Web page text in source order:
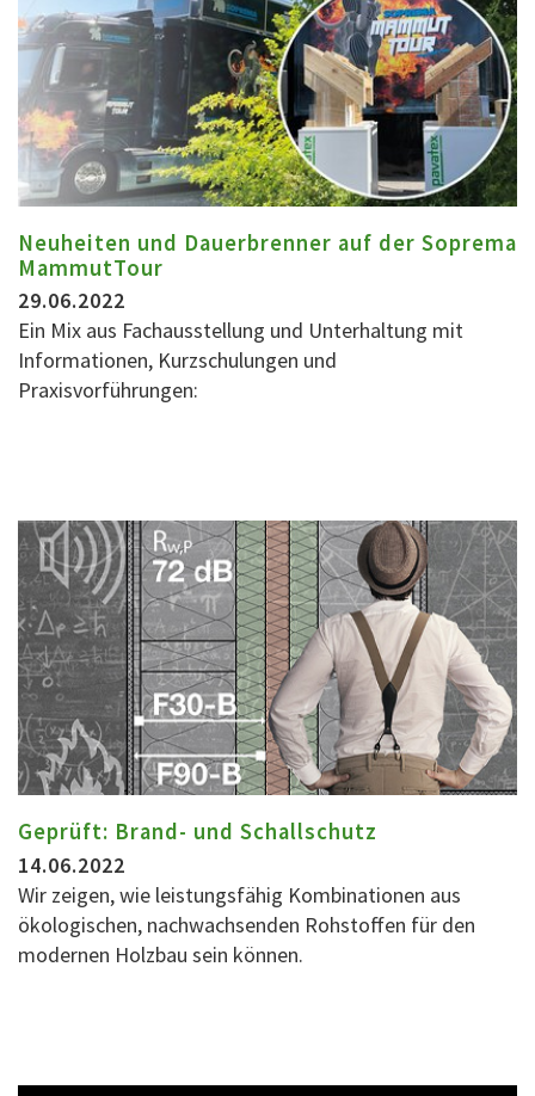
Neuheiten und Dauerbrenner auf der Soprema
MammutTour
29.06.2022
Ein Mix aus Fachausstellung und Unterhaltung mit
Informationen, Kurzschulungen und
Praxisvorführungen:
Geprüft: Brand- und Schallschutz
14.06.2022
Wir zeigen, wie leistungsfähig Kombinationen aus
ökologischen, nachwachsenden Rohstoffen für den
modernen Holzbau sein können.